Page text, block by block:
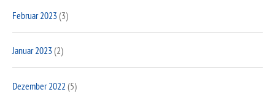
Februar 2023(3)
Januar 2023(2)
Dezember 2022 (5)